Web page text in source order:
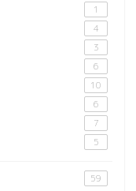
1
4
3
6
10
6
7
5
59